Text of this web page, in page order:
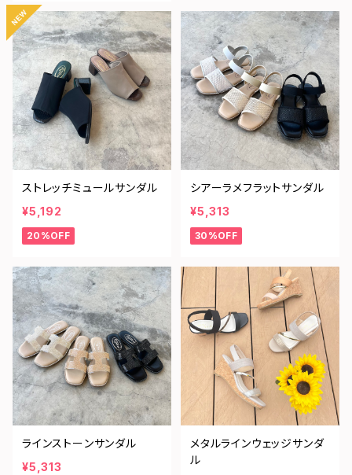
ストレッチミュールサンダル
¥5,192
20%OFF
シアーラメフラットサンダル
¥5,313
30%OFF
ラインストーンサンダル
¥5,313
メタルラインウェッジサンダ
ル